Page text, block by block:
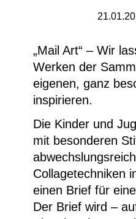
„Mail Art“ – Wir
Werken der
eigenen, ganz
inspirieren.
Die Kinder und
mit besonderen
Collagetechniken
einen Brief für
Der Brief wird –